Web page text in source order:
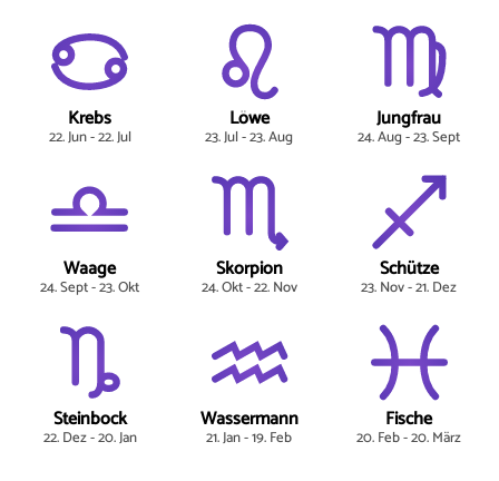
Krebs
22. Jun - 22. Jul
Löwe
23. Jul - 23. Aug
Jungfrau
24. Aug - 23. Sept
Waage
24. Sept - 23. Okt
Skorpion
24. Okt - 22. Nov
Schütze
23. Nov - 21. Dez
Steinbock
22. Dez - 20. Jan
Wassermann
21. Jan - 19. Feb
Fische
20. Feb - 20. März